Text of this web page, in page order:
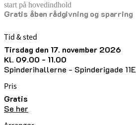
start på hovedindhold
Gratis åben rådgivning og sparring
senest opdateret 1. maj 2026
Tid & sted
tirsdag den 17. november 2026
kl. 09.00 - 11.00
Spinderihallerne - Spinderigade 11E
Pris
Gratis
Se her